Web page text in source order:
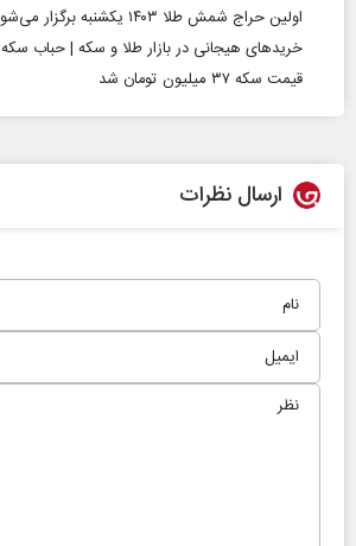
اولین حراج شمش طلا ۱۴۰۳ یکشنبه برگزار می‌شود
خرید‌های هیجانی در بازار طلا و سکه | حباب سکه ۲ برابر شد
قیمت سکه ۳۷ میلیون تومان شد
ارسال نظرات